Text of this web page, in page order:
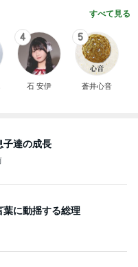
すべて見る
4
石 安伊
5
蒼井心音
子達の成長
葉に動揺する総理